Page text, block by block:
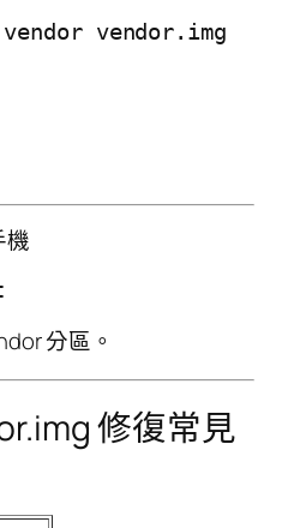
機
分區。
修復常見